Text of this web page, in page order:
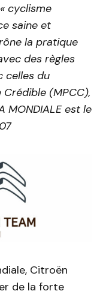
cyclisme
saine et
la pratique
des règles
celles du
(MPCC),
MONDIALE est le
Citroën
de la forte